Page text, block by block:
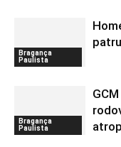
Bragança
Paulista
Bragança
Paulista